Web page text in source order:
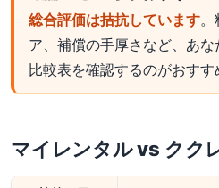
総合評価は拮抗しています。
ア、補償の手厚さなど、あ
比較表を確認するのがおすす
マイレンタルvs クク